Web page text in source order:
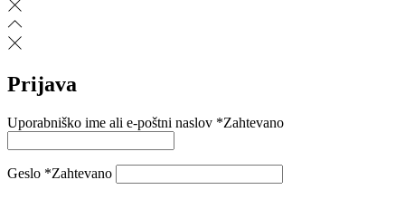
Prijava
Uporabniško ime ali e-poštni naslov *Zahtevano
Geslo *Zahtevano